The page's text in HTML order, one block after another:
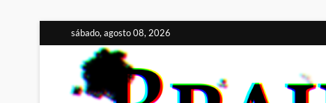
al
contenido
sábado, agosto 08, 2026